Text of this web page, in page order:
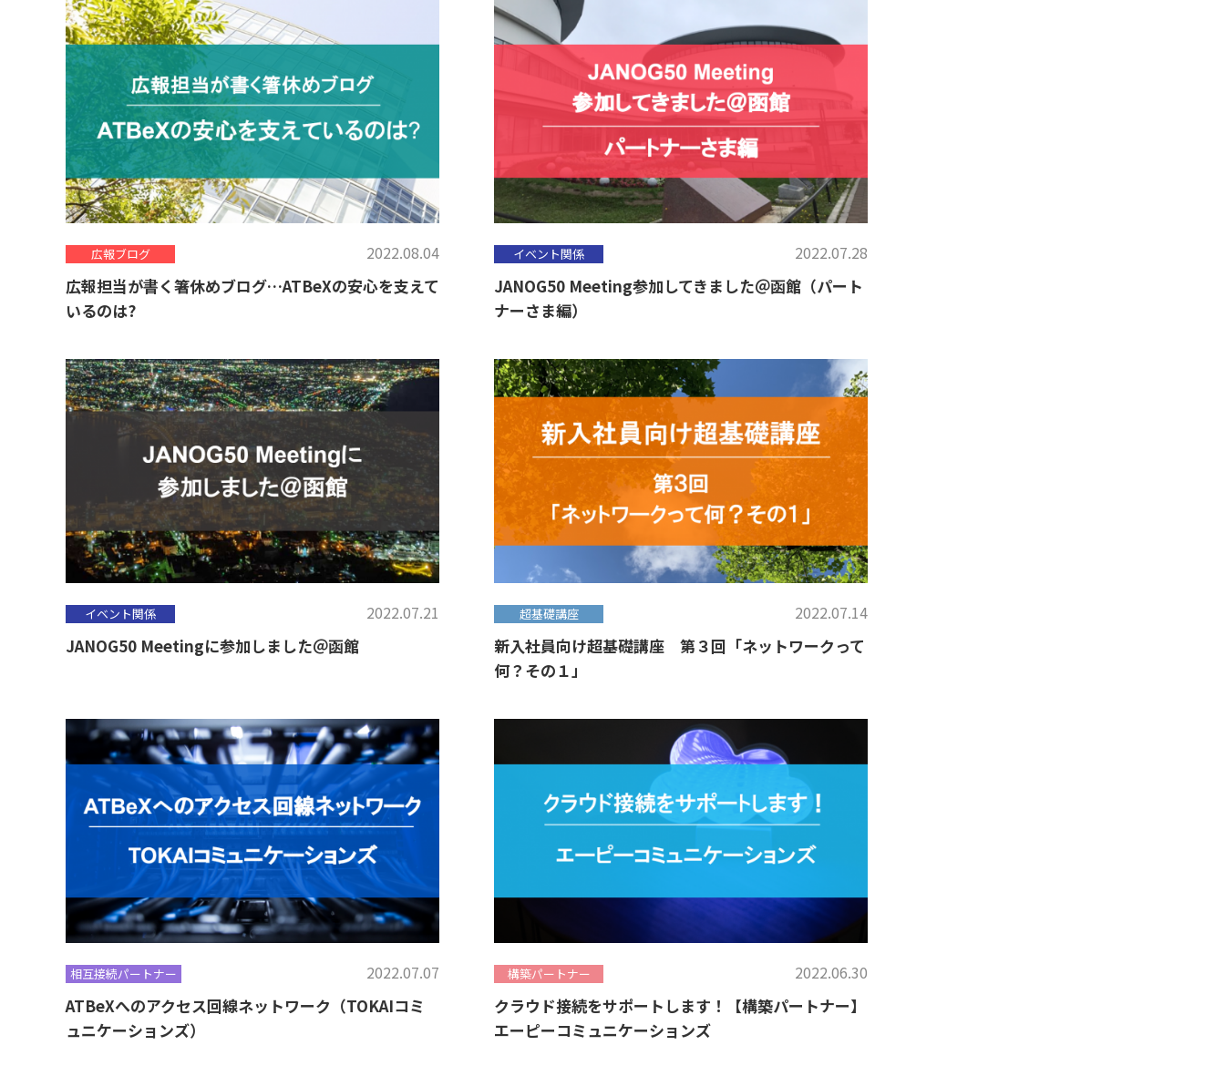
広報ブログ 2022.08.04
広報担当が書く箸休めブログ…ATBeXの安心を支えて
いるのは?
イベント関係 2022.07.28
JANOG50 Meeting参加してきました＠函館（パート
ナーさま編）
イベント関係 2022.07.21
JANOG50 Meetingに参加しました＠函館
超基礎講座 2022.07.14
新入社員向け超基礎講座 第３回「ネットワークって
何？その１」
相互接続パートナー 2022.07.07
ATBeXへのアクセス回線ネットワーク（TOKAIコミ
ュニケーションズ）
構築パートナー 2022.06.30
クラウド接続をサポートします！【構築パートナー】
エーピーコミュニケーションズ